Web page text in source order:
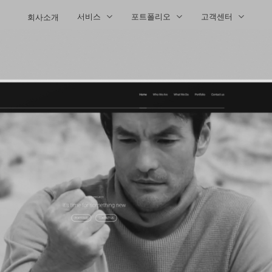
회사소개 서비스 포트폴리오 고객센터